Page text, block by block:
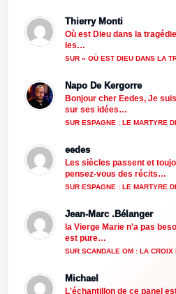
Thierry Monti
Où est Dieu dans la
les…
SUR « OÙ EST DIEU DANS LA
Napo De Kergorre
Bonjour cher Eedes, Je
sur ses idées…
SUR ESPAGNE : LE MARTYRE
eedes
Les siècles passent et
pensez-vous des récits…
SUR ESPAGNE : LE MARTYRE
Jean-Marc .Bélanger
la Vierge Marie n'a pas
est pure…
SUR SCANDALE OM : LA
Michael
L'échantillon de ce panel